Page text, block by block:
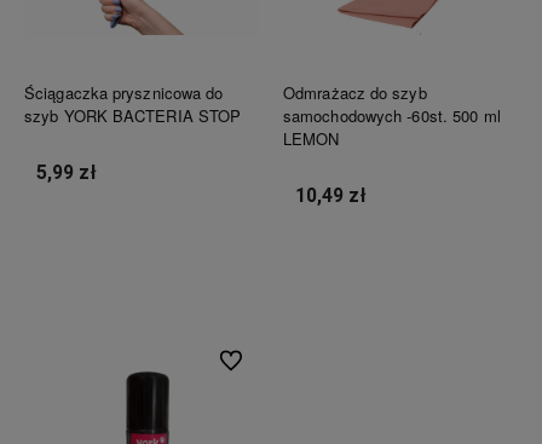
Ściągaczka prysznicowa do
szyb YORK BACTERIA STOP
5,99 zł
Odmrażacz do szyb
samochodowych -60st. 500 ml
LEMON
10,49 zł
Do ulubionych